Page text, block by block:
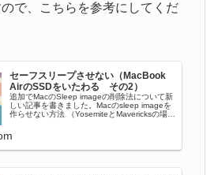
で、こちらを参考にしてくだ
セーフスリープさせない（MacBook
AirのSSDをいたわる その2）
追加でMacのSleep imageの削除法について新
しい記事を書きました。Macのsleep imageを
作らせない方法 （YosemiteとMavericksの場
せない設定にすることを検討しよう。その方法
を以...